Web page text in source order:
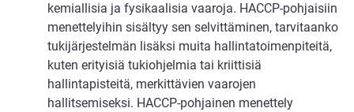
kemiallisia ja fysikaalisia vaaroja. HACCP-pohjaisiin
menettelyihin sisältyy sen selvittäminen, tarvitaanko
tukijärjestelmän lisäksi muita hallintatoimenpiteitä,
kuten erityisiä tukiohjelmia tai kriittisiä
hallintapisteitä, merkittävien vaarojen
hallitsemiseksi. HACCP-pohjainen menettely